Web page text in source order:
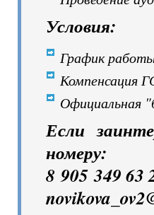
Условия:
График
Компенсация
Официальная
Если
номеру:
8 905 349 63